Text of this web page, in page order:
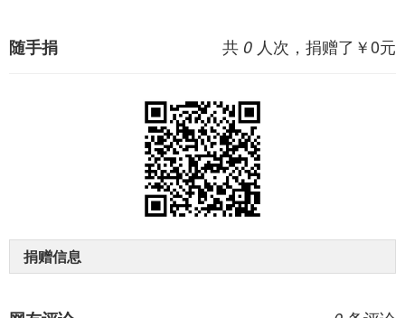
共 0 人次，捐赠了￥0元
随手捐
捐赠信息